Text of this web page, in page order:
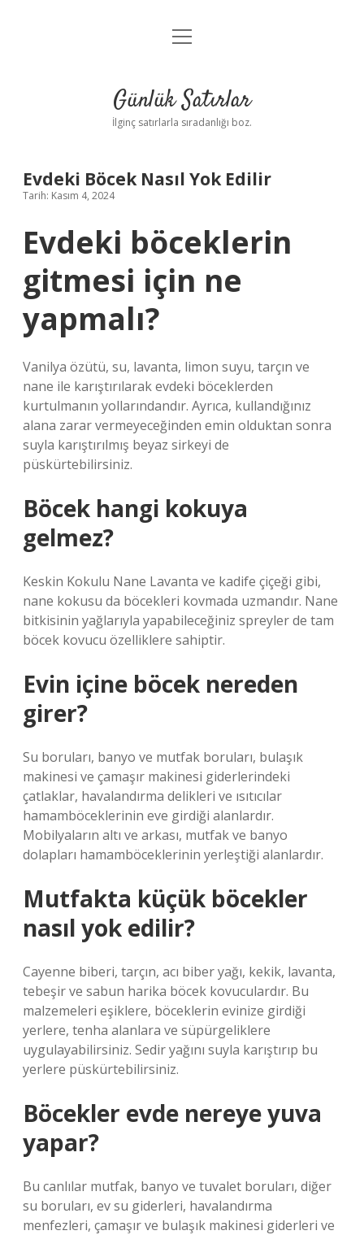
Anasayfa
Yasal Uyarı
menüyü
Günlük Satırlar
İlginç satırlarla sıradanlığı boz.
Evdeki Böcek Nasıl Yok Edilir
Tarih: Kasım 4, 2024
Evdeki böceklerin
gitmesi için ne
yapmalı?
Vanilya özütü, su, lavanta, limon suyu, tarçın ve
nane ile karıştırılarak evdeki böceklerden
kurtulmanın yollarındandır. Ayrıca, kullandığınız
alana zarar vermeyeceğinden emin olduktan sonra
suyla karıştırılmış beyaz sirkeyi de
püskürtebilirsiniz.
Böcek hangi kokuya
gelmez?
Keskin Kokulu Nane Lavanta ve kadife çiçeği gibi,
nane kokusu da böcekleri kovmada uzmandır. Nane
bitkisinin yağlarıyla yapabileceğiniz spreyler de tam
böcek kovucu özelliklere sahiptir.
Evin içine böcek nereden
girer?
Su boruları, banyo ve mutfak boruları, bulaşık
makinesi ve çamaşır makinesi giderlerindeki
çatlaklar, havalandırma delikleri ve ısıtıcılar
hamamböceklerinin eve girdiği alanlardır.
Mobilyaların altı ve arkası, mutfak ve banyo
dolapları hamamböceklerinin yerleştiği alanlardır.
Mutfakta küçük böcekler
nasıl yok edilir?
Cayenne biberi, tarçın, acı biber yağı, kekik, lavanta,
tebeşir ve sabun harika böcek kovuculardır. Bu
malzemeleri eşiklere, böceklerin evinize girdiği
yerlere, tenha alanlara ve süpürgeliklere
uygulayabilirsiniz. Sedir yağını suyla karıştırıp bu
yerlere püskürtebilirsiniz.
Böcekler evde nereye yuva
yapar?
Bu canlılar mutfak, banyo ve tuvalet boruları, diğer
su boruları, ev su giderleri, havalandırma
menfezleri, çamaşır ve bulaşık makinesi giderleri ve